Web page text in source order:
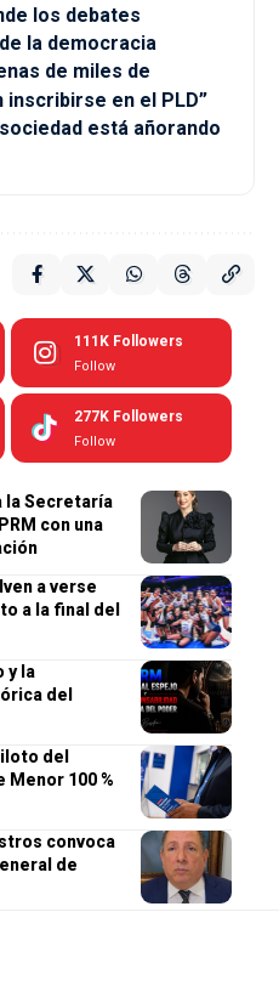
los debates
la democracia
de miles de
inscribirse en el PLD”
está añorando
111K Followers
Follow
277K Followers
Follow
la Secretaría
con una
a verse
a la final del
y la
del
del
Menor 100 %
convoca
de